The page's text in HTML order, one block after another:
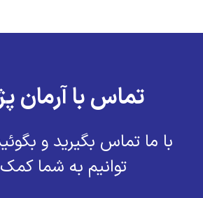
خدمات ما
تقویم آموزشی
تماس با آرمان
با ما تماس بگیرید و
توانیم به شما